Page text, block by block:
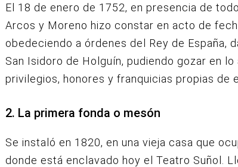
El 18 de enero de 1752, en presencia de
Arcos y Moreno hizo constar en acto de
obedeciendo a órdenes del Rey de España,
San Isidoro de Holguín, pudiendo gozar en
privilegios, honores y franquicias propias de
2. La primera fonda o mesón
Se instaló en 1820, en una vieja casa que
donde está enclavado hoy el Teatro Suñol.